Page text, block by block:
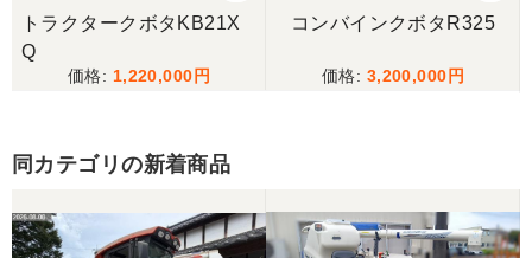
うな間違いが無いように改善して欲しいです。
とうございました。
東京都／yuikanoa
トラクタークボタKB21X
Q
1,220,000
コンバインクボタR325
3,200,000
同カテゴリの新着商品